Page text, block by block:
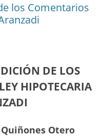
los Comentarios
DE LOS
HIPOTECARIA
Otero